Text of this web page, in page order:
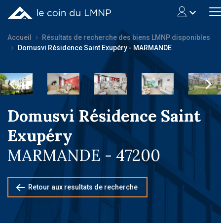
Accueil
Résultats de recherche des biens LMNP disponibles
Domusvi Résidence Saint Exupéry - MARMANDE
Domusvi Résidence Saint
Exupéry
MARMANDE - 47200
Retour aux resultats de recherche